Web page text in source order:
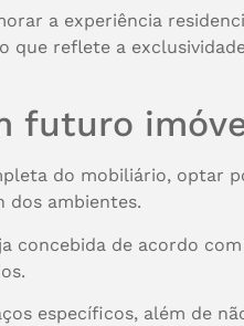
a experiência
que reflete a
futuro
do mobiliário, optar
dos ambientes.
concebida de acordo
específicos, além de